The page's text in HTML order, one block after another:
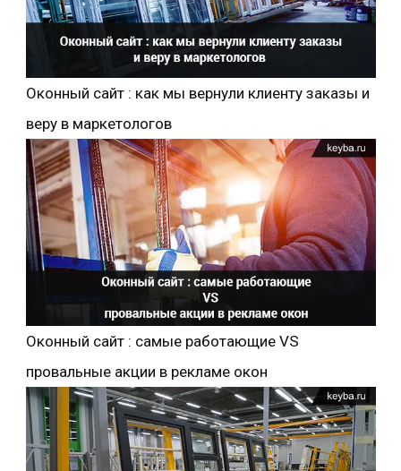
Оконный сайт : как мы вернули клиенту заказы и
веру в маркетологов
Оконный сайт : самые работающие VS
провальные акции в рекламе окон